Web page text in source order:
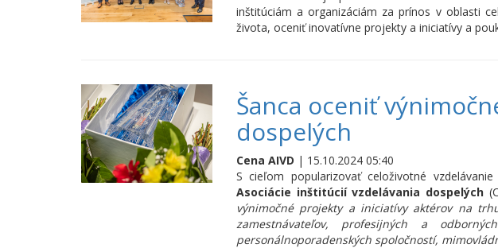
inštitúciám a organizáciám za prínos v oblasti
života, oceniť inovatívne projekty a iniciatívy a
Šanca oceniť
dospelých
Cena AIVD | 15.10.2024 05:40
S cieľom popularizovať celoživotné
Asociácie inštitúcií vzdelávania dospelých
výnimočné projekty a iniciatívy aktérov na
zamestnávateľov, profesijných a
personálnoporadenských spoločností,